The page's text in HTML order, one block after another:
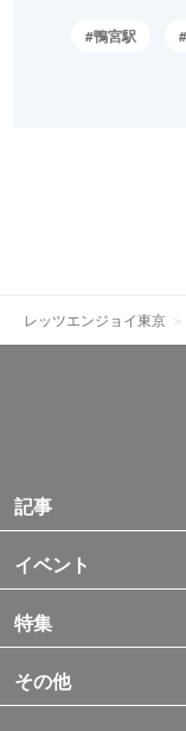
鴨宮駅
レッツエンジョイ東京
記事
イベント
特集
その他